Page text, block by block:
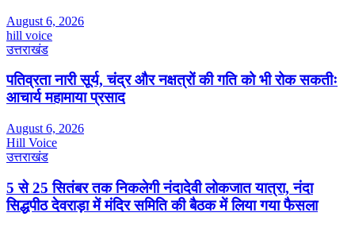
August 6, 2026
hill voice
उत्तराखंड
पतिव्रता नारी सूर्य, चंद्र और नक्षत्रों की गति को भी रोक सकतीः
आचार्य महामाया प्रसाद
August 6, 2026
Hill Voice
उत्तराखंड
5 से 25 सितंबर तक निकलेगी नंदादेवी लोकजात यात्रा, नंदा
सिद्धपीठ देवराड़ा में मंदिर समिति की बैठक में लिया गया फैसला